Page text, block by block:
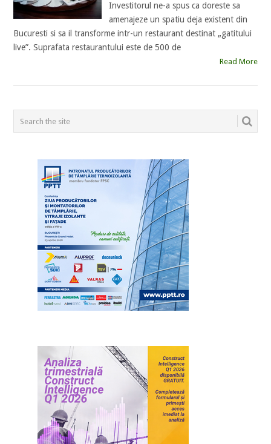
Investitorul ne-a spus ca doreste sa
amenajeze un spatiu deja existent din
Bucuresti si sa il transforme intr-un restaurant destinat „gatitului
live”. Suprafata restaurantului este de 500 de
Read More
POSTS
NAVIGATION